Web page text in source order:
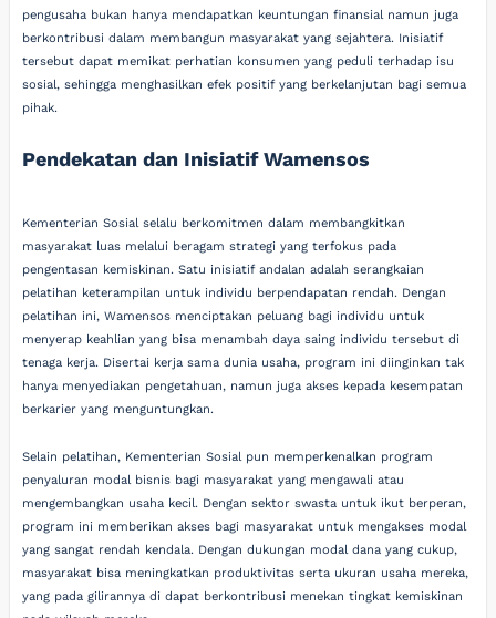
pengusaha bukan hanya mendapatkan keuntungan finansial namun juga
berkontribusi dalam membangun masyarakat yang sejahtera. Inisiatif
tersebut dapat memikat perhatian konsumen yang peduli terhadap isu
sosial, sehingga menghasilkan efek positif yang berkelanjutan bagi semua
pihak.
Pendekatan dan Inisiatif Wamensos
Kementerian Sosial selalu berkomitmen dalam membangkitkan
masyarakat luas melalui beragam strategi yang terfokus pada
pengentasan kemiskinan. Satu inisiatif andalan adalah serangkaian
pelatihan keterampilan untuk individu berpendapatan rendah. Dengan
pelatihan ini, Wamensos menciptakan peluang bagi individu untuk
menyerap keahlian yang bisa menambah daya saing individu tersebut di
tenaga kerja. Disertai kerja sama dunia usaha, program ini diinginkan tak
hanya menyediakan pengetahuan, namun juga akses kepada kesempatan
berkarier yang menguntungkan.
Selain pelatihan, Kementerian Sosial pun memperkenalkan program
penyaluran modal bisnis bagi masyarakat yang mengawali atau
mengembangkan usaha kecil. Dengan sektor swasta untuk ikut berperan,
program ini memberikan akses bagi masyarakat untuk mengakses modal
yang sangat rendah kendala. Dengan dukungan modal dana yang cukup,
masyarakat bisa meningkatkan produktivitas serta ukuran usaha mereka,
yang pada gilirannya di dapat berkontribusi menekan tingkat kemiskinan